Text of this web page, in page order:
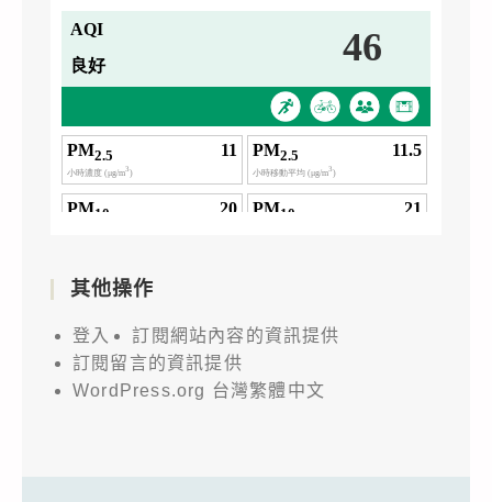
其他操作
登入
訂閱網站內容的資訊提供
訂閱留言的資訊提供
WordPress.org 台灣繁體中文